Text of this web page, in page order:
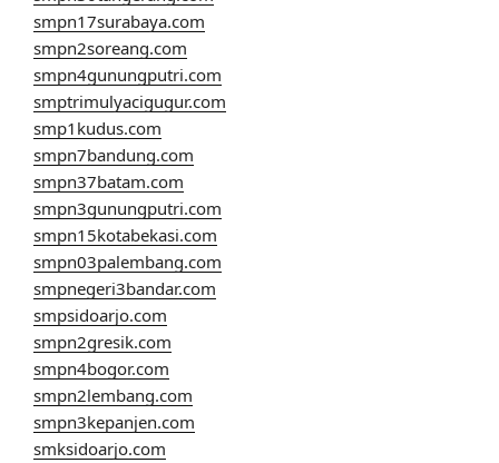
smpn17surabaya.com
smpn2soreang.com
smpn4gunungputri.com
smptrimulyacigugur.com
smp1kudus.com
smpn7bandung.com
smpn37batam.com
smpn3gunungputri.com
smpn15kotabekasi.com
smpn03palembang.com
smpnegeri3bandar.com
smpsidoarjo.com
smpn2gresik.com
smpn4bogor.com
smpn2lembang.com
smpn3kepanjen.com
smksidoarjo.com